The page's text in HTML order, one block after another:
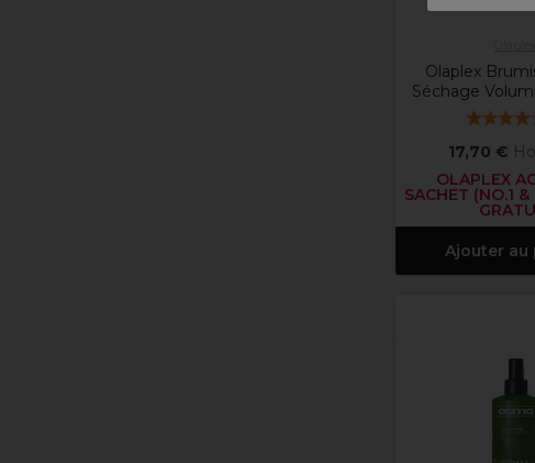
Olaplex
Séchage
17,70 €
OLAPLEX
SACHET (NO.1
Ajouter au